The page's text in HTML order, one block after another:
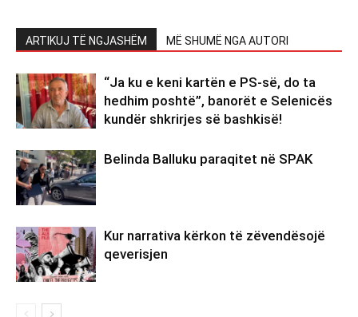
ARTIKUJ TË NGJASHËM MË SHUMË NGA AUTORI
“Ja ku e keni kartën e PS-së, do ta
hedhim poshtë”, banorët e Selenicës
kundër shkrirjes së bashkisë!
Belinda Balluku paraqitet në SPAK
Kur narrativa kërkon të zëvendësojë
qeverisjen